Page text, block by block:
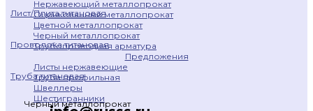
Лист/Плита титановая
Проволока титановая
Труба титановая
Черный металлопрокат
Нержавеющий металлопрокат
Оцинкованный металлопрокат
Цветной металлопрокат
Черный металлопрокат
Трубопроводная арматура
Предложения
Листы нержавеющие
Труба профильная
Швеллеры
Шестигранники